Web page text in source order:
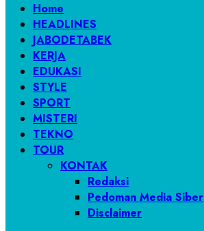
Home
HEADLINES
JABODETABEK
KERJA
EDUKASI
STYLE
SPORT
MISTERI
TEKNO
TOUR
KONTAK
Redaksi
Pedoman Media Siber
Disclaimer